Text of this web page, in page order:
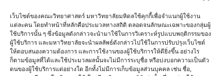
เว็บไซต์ของคณะวิทยาศาสตร์ มหาวิทยาลัยมหิดลใช้คุกกี้เพื่อจำแนกผู้ใช้งาน
แต่ละคน โดยทำหน้าที่หลักคือประมวลทางสถิติ ตลอดจนลักษณะเฉพาะของกลุ่มผู้
ใช้บริการนั้น ๆ ซึ่งข้อมูลดังกล่าวจะนำมาใช้ในการวิเคราะห์รูปแบบพฤติกรรมของ
ผู้ใช้บริการ และมหาวิทยาลัยจะนำผลลัพธ์ดังกล่าวไปใช้ในการปรับปรุงเว็บไซต์
ให้ตอบสนองความต้องการ และการใช้งานของผู้ใช้บริการให้ดียิ่งขึ้น อย่างไร
ก็ตามข้อมูลที่ได้และใช้ประมวลผลนั้นจะไม่มีการระบุชื่อ หรือบ่งบอกความเป็นตัว
ตนของผู้ใช้บริการแต่อย่างใด อีกทั้งไม่มีการเก็บข้อมูลส่วนบุคคล เช่น ชื่อ,
ข่าวกิจกรรมปี 2567(252)
ข่าวกิจกรรมปี 2568(355)
ข่าวกิจกรรมปี 2569(192)
ข่าวทั่วไป(717)
ข่าวธรรมาภิบาลและความโปร่งใส (OIT)(30)